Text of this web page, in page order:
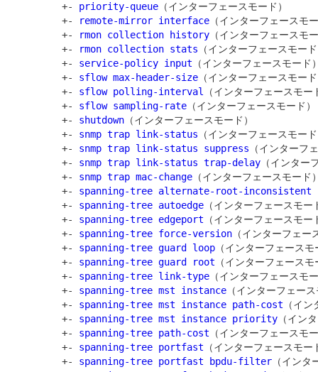
         +-
priority-queue （インターフェースモード）
         +-
remote-mirror interface （インターフェースモ
         +-
rmon collection history （インターフェースモ
         +-
rmon collection stats （インターフェースモー
         +-
service-policy input （インターフェースモード
         +-
sflow max-header-size （インターフェースモー
         +-
sflow polling-interval
（インターフェースモー
         +-
sflow sampling-rate （インターフェースモード）
         +-
shutdown （インターフェースモード）
         +-
snmp trap link-status （インターフェースモー
         +-
snmp trap link-status suppress （インターフ
         +-
snmp trap link-status trap-delay （インター
         +-
snmp trap mac-change （インターフェースモード
         +-
spanning-tree alternate-root-inconsistent
         +-
spanning-tree autoedge （インターフェースモー
         +-
spanning-tree edgeport （インターフェースモー
         +-
spanning-tree force-version （インターフェー
         +-
spanning-tree guard loop （インターフェース
         +-
spanning-tree guard root （インターフェース
         +-
spanning-tree link-type （インターフェースモ
         +-
spanning-tree mst instance （インターフェー
         +-
spanning-tree mst instance path-cost （イ
         +-
spanning-tree mst instance priority （イン
         +-
spanning-tree path-cost （インターフェースモ
         +-
spanning-tree portfast （インターフェースモー
         +-
spanning-tree portfast bpdu-filter （イン